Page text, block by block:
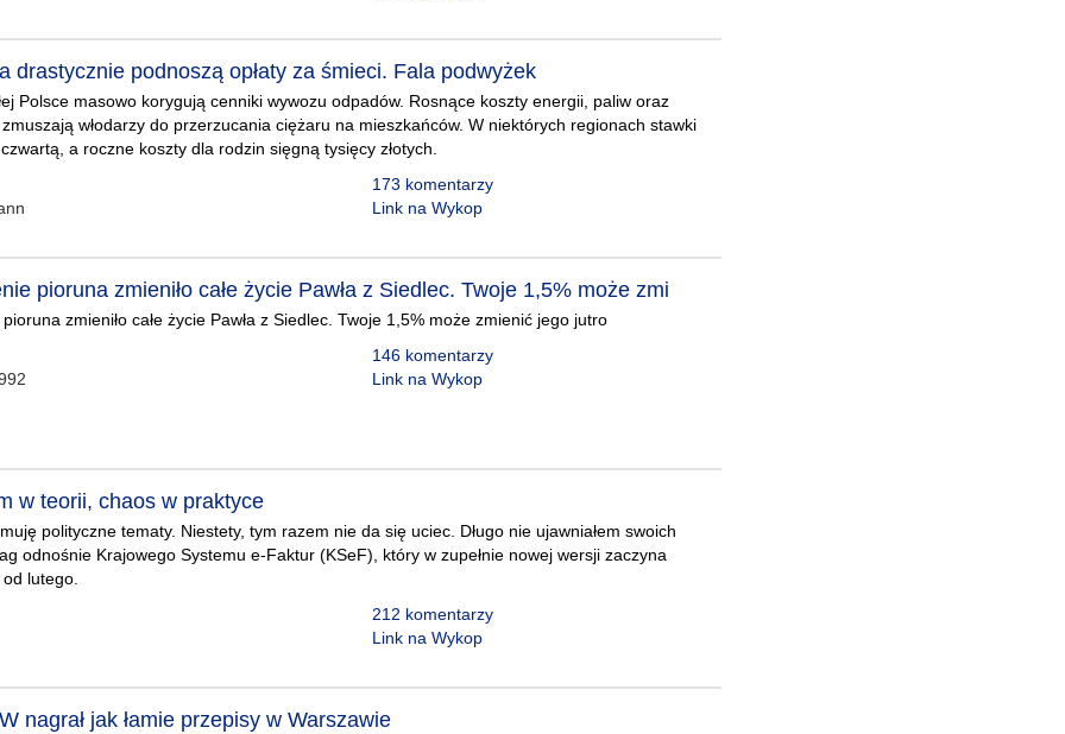
drastycznie podnoszą opłaty za śmieci. Fala podwyżek
Polsce masowo korygują cenniki wywozu odpadów. Rosnące koszty energii, paliw oraz
zmuszają włodarzy do przerzucania ciężaru na mieszkańców. W niektórych regionach stawki
a roczne koszty dla rodzin sięgną tysięcy złotych.
173 komentarzy
Link na Wykop
pioruna zmieniło całe życie Pawła z Siedlec. Twoje 1,5% może zmi
zmieniło całe życie Pawła z Siedlec. Twoje 1,5% może zmienić jego jutro
146 komentarzy
Link na Wykop
w teorii, chaos w praktyce
polityczne tematy. Niestety, tym razem nie da się uciec. Długo nie ujawniałem swoich
odnośnie Krajowego Systemu e-Faktur (KSeF), który w zupełnie nowej wersji zaczyna
lutego.
212 komentarzy
Link na Wykop
nagrał jak łamie przepisy w Warszawie